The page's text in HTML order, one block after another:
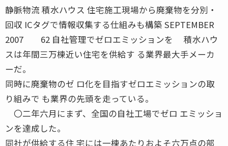
静脈物流 積水ハウス 住宅施工現場から廃棄物を分別・
回収 ICタグで情報収集する仕組みも構築 SEPTEMBER
2007 62 自社管理でゼロエミッションを 積水ハウ
スは年間三万棟近い住宅を供給す る業界最大手メーカ
ーだ。
同時に廃棄物のゼ ロ化を目指すゼロエミッションの取
り組みで も業界の先頭を走っている。
〇二年六月にまず、全国の自社工場でゼロ エミッショ
ンを達成した。
同社が供給する住 宅には一棟あたりおよそ六万点の部